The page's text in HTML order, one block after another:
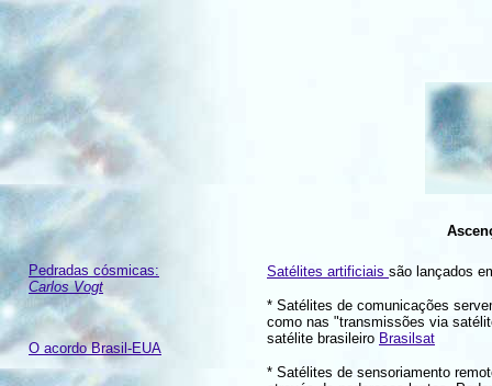
Pedradas cósmicas:
Carlos Vogt
O acordo Brasil-EUA
Satélites artificiais são lançados
* Satélites de comunicações
como nas "transmissões via
satélite brasileiro Brasilsat
* Satélites de sensoriamento